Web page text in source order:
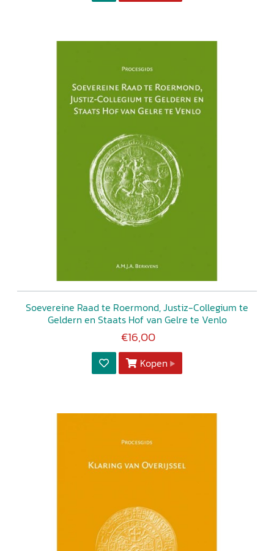
Soevereine Raad te Roermond, Justiz-Collegium te
Geldern en Staats Hof van Gelre te Venlo
€16,00
Kopen